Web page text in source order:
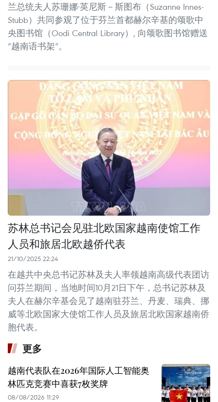
兰总统夫人苏珊娜·英尼斯－斯图布（Suzanne Innes-
Stubb）共同参观了位于芬兰首都赫尔辛基的颂歌中
央图书馆（Oodi Central Library）, 向颂歌图书馆赠送
“越南语书架”。
苏林总书记会见驻北欧国家越南使馆工作
人员和旅居北欧越侨代表
21/10/2025 22:24
在越共中央总书记苏林及夫人率领越南高级代表团访
问芬兰期间，当地时间10月21日下午，总书记苏林及
夫人在赫尔辛基会见了越南驻芬兰、丹麦、瑞典、挪
威等北欧国家大使馆工作人员及旅居北欧国家越南侨
胞代表。
更多
越南代表队在2026年国际人工智能奥
林匹克竞赛中喜获7枚奖牌
08/08/2026 11:29